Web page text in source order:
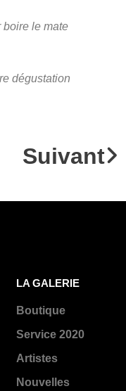
boire le mate
dégustation
Suivant
LA GALERIE
Boutique
Service 2020
Artistes
Nouvelles